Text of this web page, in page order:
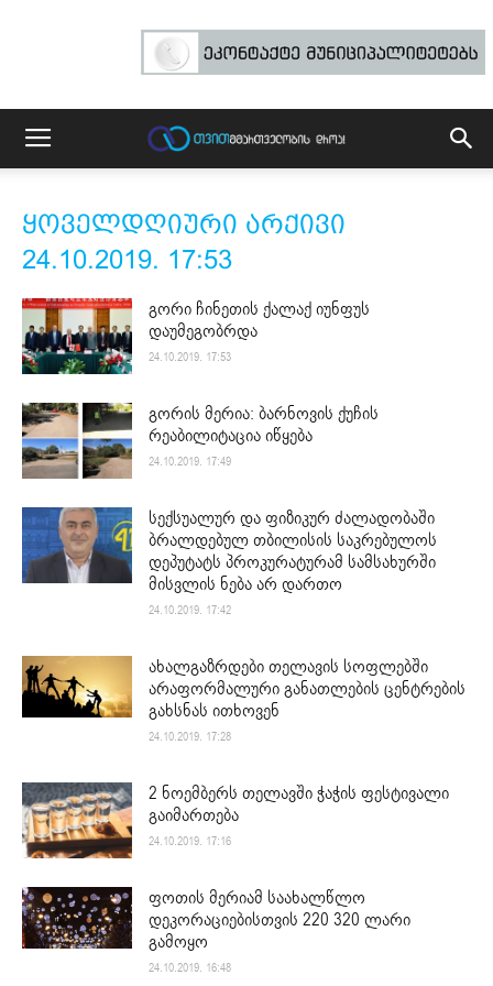
ყოველდღიური არქივი
24.10.2019. 17:53
გორი ჩინეთის ქალაქ იუნფუს
დაუმეგობრდა
24.10.2019. 17:53
გორის მერია: ბარნოვის ქუჩის
რეაბილიტაცია იწყება
24.10.2019. 17:49
სექსუალურ და ფიზიკურ ძალადობაში
ბრალდებულ თბილისის საკრებულოს
დეპუტატს პროკურატურამ სამსახურში
მისვლის ნება არ დართო
24.10.2019. 17:42
ახალგაზრდები თელავის სოფლებში
არაფორმალური განათლების ცენტრების
გახსნას ითხოვენ
24.10.2019. 17:28
2 ნოემბერს თელავში ჭაჭის ფესტივალი
გაიმართება
24.10.2019. 17:16
ფოთის მერიამ საახალწლო
დეკორაციებისთვის 220 320 ლარი
გამოყო
24.10.2019. 16:48